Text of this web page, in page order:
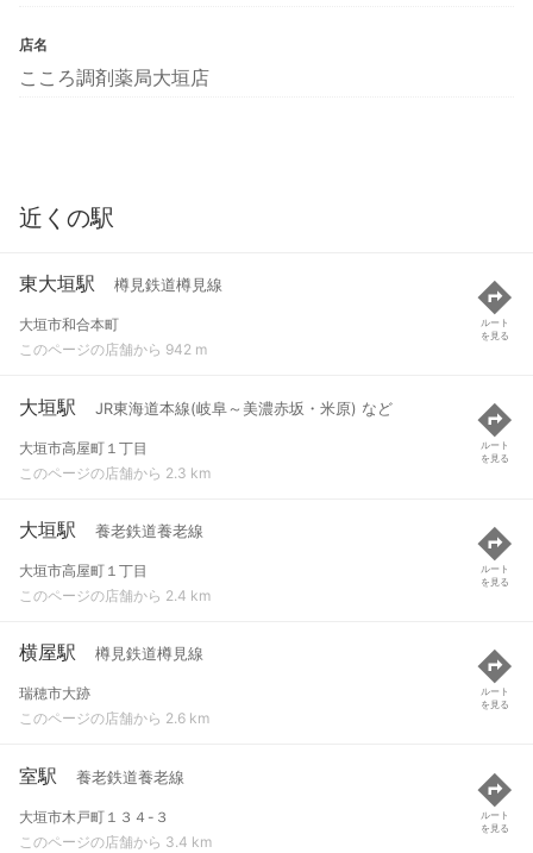
店名
こころ調剤薬局大垣店
近くの駅
東大垣駅 樽見鉄道樽見線
大垣市和合本町
このページの店舗から 942 m
ルート
を見る
大垣駅 JR東海道本線(岐阜～美濃赤坂・米原) など
大垣市高屋町１丁目
このページの店舗から 2.3 km
ルート
を見る
大垣駅 養老鉄道養老線
大垣市高屋町１丁目
このページの店舗から 2.4 km
ルート
を見る
横屋駅 樽見鉄道樽見線
瑞穂市大跡
このページの店舗から 2.6 km
ルート
を見る
室駅 養老鉄道養老線
大垣市木戸町１３４-３
このページの店舗から 3.4 km
ルート
を見る